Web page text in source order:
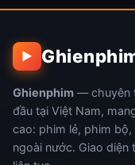
▶
Ghienphim — chuyên
đầu tại Việt Nam,
cao: phim lẻ, phim
ngoài nước. Giao